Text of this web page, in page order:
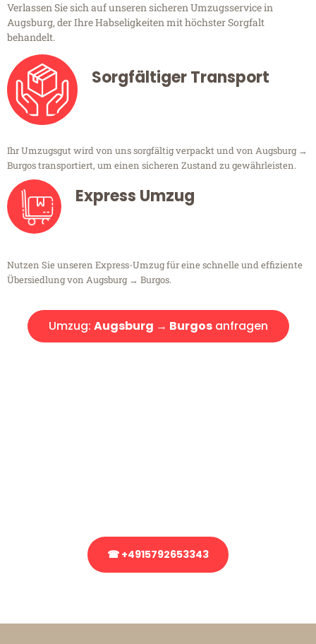
Verlassen Sie sich auf unseren sicheren Umzugsservice in
Augsburg, der Ihre Habseligkeiten mit höchster Sorgfalt
behandelt.
Sorgfältiger Transport
Ihr Umzugsgut wird von uns sorgfältig verpackt und von Augsburg →
Burgos transportiert, um einen sicheren Zustand zu gewährleisten.
Express Umzug
Nutzen Sie unseren Express-Umzug für eine schnelle und effiziente
Übersiedlung von Augsburg → Burgos.
Umzug: Augsburg → Burgosanfragen
☎ +4915792653343